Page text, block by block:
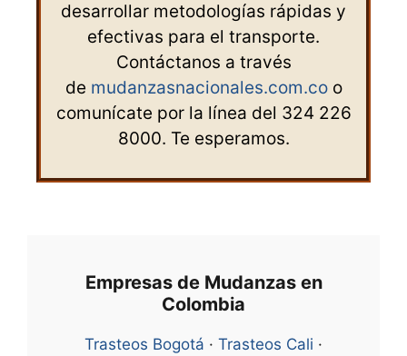
desarrollar metodologías rápidas y
efectivas para el transporte.
Contáctanos a través
de mudanzasnacionales.com.coo
comunícate por la línea del 324 226
8000. Te esperamos.
Empresas de Mudanzas en
Colombia
Trasteos Bogotá · Trasteos Cali ·